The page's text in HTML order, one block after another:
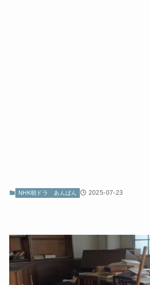
NHK朝ドラ あんぱん 2025-07-23